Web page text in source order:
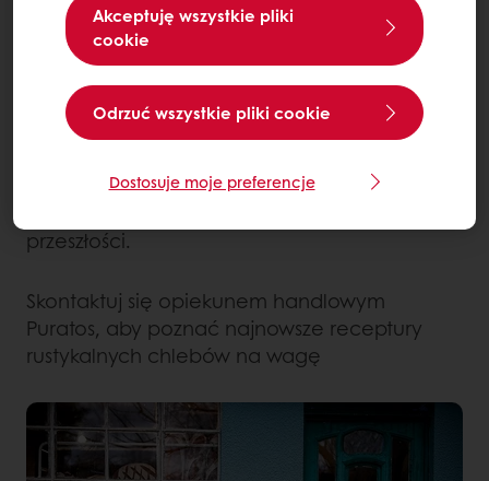
PIECZYWO RUSTYKALNE to obecnie
"najgorętszy" trend w piekarnictwie. Ma
otwarty mięsisty miękisz, grubą skórkę i
intensywny smak. A żaden z bochenków nie
wygląda tak samo!
Rzemieślniczy wygląd, zakwas i ziarna to
przeszłości.
Skontaktuj się opiekunem handlowym
Puratos, aby poznać najnowsze receptury
rustykalnych chlebów na wagę
Akceptuję wszystkie pliki
cookie
Odrzuć wszystkie pliki cookie
Dostosuje moje preferencje